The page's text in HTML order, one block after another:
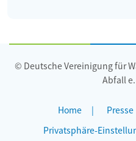
© Deutsche Vereinigung für
Abfall e.
Home Presse
Privatsphäre-